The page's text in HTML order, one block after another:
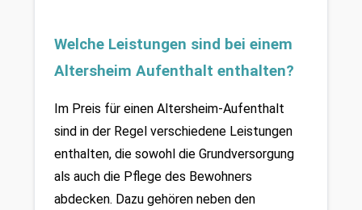
Welche Leistungen sind bei einem
Altersheim Aufenthalt enthalten?
Im Preis für einen Altersheim-Aufenthalt
sind in der Regel verschiedene Leistungen
enthalten, die sowohl die Grundversorgung
als auch die Pflege des Bewohners
abdecken. Dazu gehören neben den